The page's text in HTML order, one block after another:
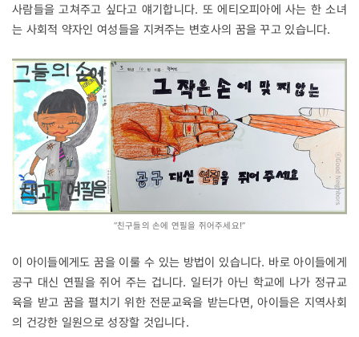
사람들을 고쳐주고 싶다고 얘기합니다. 또 에티오피아에 사는 한 소녀
는 사회적 약자인 여성들을 지켜주는 변호사의 꿈을 꾸고 있습니다.
“친구들의 손에 연필을 쥐어주세요!”
이 아이들에게도 꿈을 이룰 수 있는 방법이 있습니다. 바로 아이들에게
공구 대신 연필을 쥐어 주는 겁니다. 일터가 아닌 학교에 나가 정규교
육을 받고 꿈을 펼치기 위한 전문교육을 받는다면, 아이들은 지역사회
의 건강한 일원으로 성장할 것입니다.